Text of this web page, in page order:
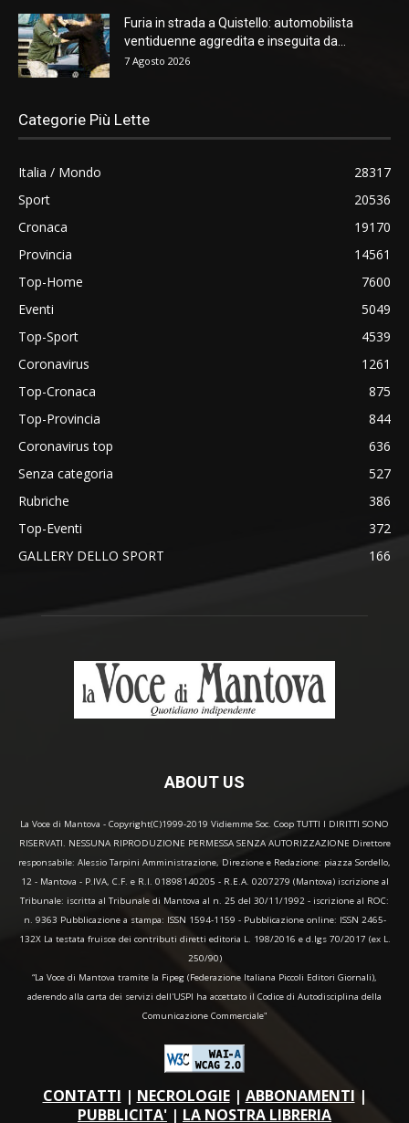
Furia in strada a Quistello: automobilista
ventiduenne aggredita e inseguita da...
7 Agosto 2026
Categorie Più Lette
Italia / Mondo
28317
Sport
20536
Cronaca
19170
Provincia
14561
Top-Home
7600
Eventi
5049
Top-Sport
4539
Coronavirus
1261
Top-Cronaca
875
Top-Provincia
844
Coronavirus top
636
Senza categoria
527
Rubriche
386
Top-Eventi
372
GALLERY DELLO SPORT
166
ABOUT US
La Voce di Mantova - Copyright(C)1999-2019 Vidiemme Soc. Coop TUTTI I DIRITTI SONO
RISERVATI. NESSUNA RIPRODUZIONE PERMESSA SENZA AUTORIZZAZIONE Direttore
responsabile: Alessio Tarpini Amministrazione, Direzione e Redazione: piazza Sordello,
12 - Mantova - P.IVA, C.F. e R.I. 01898140205 - R.E.A. 0207279 (Mantova) iscrizione al
Tribunale: iscritta al Tribunale di Mantova al n. 25 del 30/11/1992 - iscrizione al ROC:
n. 9363 Pubblicazione a stampa: ISSN 1594-1159 - Pubblicazione online: ISSN 2465-
132X La testata fruisce dei contributi diretti editoria L. 198/2016 e d.lgs 70/2017 (ex L.
250/90)
“La Voce di Mantova tramite la Fipeg (Federazione Italiana Piccoli Editori Giornali),
aderendo alla carta dei servizi dell'USPI ha accettato il Codice di Autodisciplina della
Comunicazione Commerciale"
CONTATTI | NECROLOGIE| ABBONAMENTI |
PUBBLICITA' | LA NOSTRA LIBRERIA